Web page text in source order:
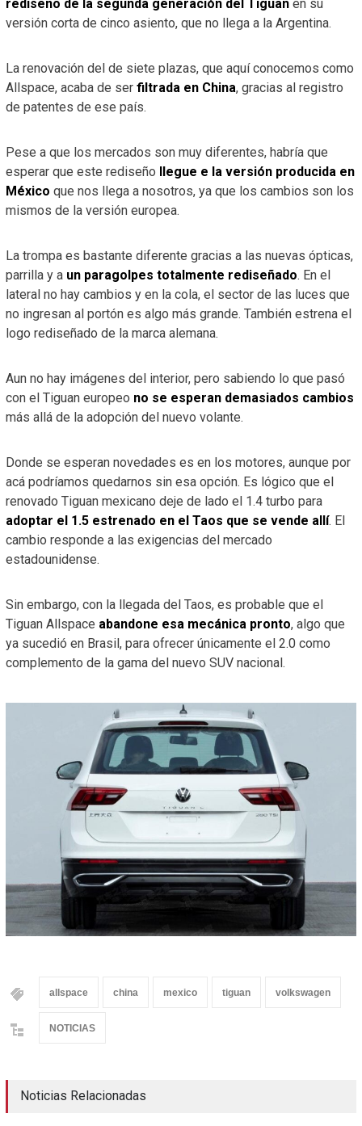
rediseño de la segunda generación del Tiguanen su
versión corta de cinco asiento, que no llega a la Argentina.
La renovación del de siete plazas, que aquí conocemos como
Allspace, acaba de ser filtrada en China, gracias al registro
de patentes de ese país.
Pese a que los mercados son muy diferentes, habría que
esperar que este rediseño llegue e la versión producida en
México que nos llega a nosotros, ya que los cambios son los
mismos de la versión europea.
La trompa es bastante diferente gracias a las nuevas ópticas,
parrilla y a un paragolpes totalmente rediseñado. En el
lateral no hay cambios y en la cola, el sector de las luces que
no ingresan al portón es algo más grande. También estrena el
logo rediseñado de la marca alemana.
Aun no hay imágenes del interior, pero sabiendo lo que pasó
con el Tiguan europeo no se esperan demasiados cambios
más allá de la adopción del nuevo volante.
Donde se esperan novedades es en los motores, aunque por
acá podríamos quedarnos sin esa opción. Es lógico que el
renovado Tiguan mexicano deje de lado el 1.4 turbo para
adoptar el 1.5 estrenado en el Taos que se vende allí. El
cambio responde a las exigencias del mercado
estadounidense.
Sin embargo, con la llegada del Taos, es probable que el
Tiguan Allspace abandone esa mecánica pronto, algo que
ya sucedió en Brasil, para ofrecer únicamente el 2.0 como
complemento de la gama del nuevo SUV nacional.
allspace china mexico tiguan volkswagen
NOTICIAS
Noticias Relacionadas